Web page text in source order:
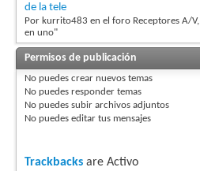
de la tele
Por kurrito483 en el foro Receptores A/
en uno"
Permisos de publicación
No puedes crear nuevos temas
No puedes responder temas
No puedes subir archivos adjuntos
No puedes editar tus mensajes
Trackbacks are Activo